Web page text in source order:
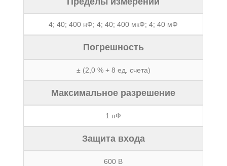
4; 40; 400 нФ; 4; 40; 400 мкФ; 4; 40 мФ
Погрешность
± (2,0 % + 8 ед. счета)
Максимальное разрешение
1 пФ
Защита входа
600 В